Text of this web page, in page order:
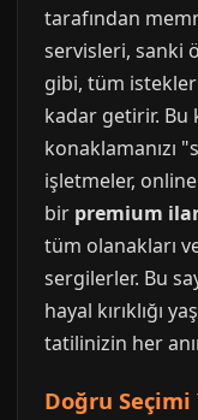
tarafından
servisleri, sanki
gibi, tüm
kadar getirir. Bu
konaklamanızı
işletmeler,
bir premium
tüm olanakları
sergilerler. Bu
hayal kırıklığı
tatilinizin her
Doğru Seçimi